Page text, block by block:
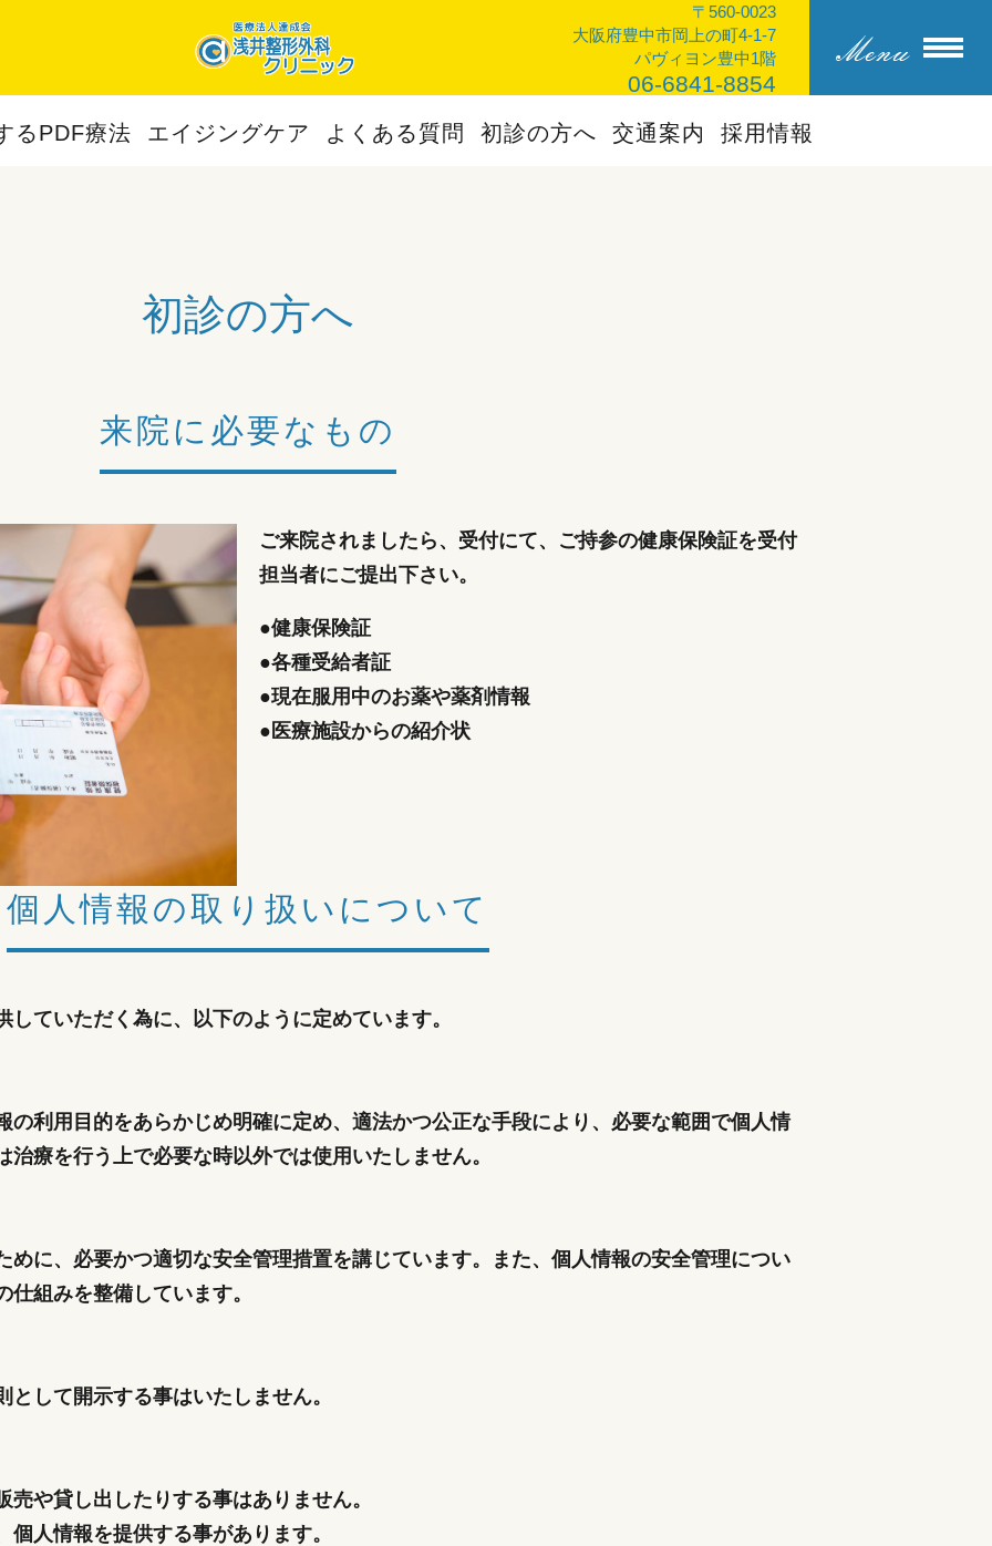
〒560-0023
大阪府豊中市岡上の町4-1-7
パヴィヨン豊中1階
06-6841-8854
るPDF療法 エイジングケア よくある質問 初診の方へ 交通案内 採用情報
初診の方へ
来院に必要なもの
ご来院されましたら、受付にて、ご持参の健康保険証を受付
担当者にご提出下さい。
●健康保険証
●各種受給者証
●現在服用中のお薬や薬剤情報
●医療施設からの紹介状
個人情報の取り扱いについて
ていただく為に、以下のように定めています。
の利用目的をあらかじめ明確に定め、適法かつ公正な手段により、必要な範囲で個人情
療を行う上で必要な時以外では使用いたしません。
めに、必要かつ適切な安全管理措置を講じています。また、個人情報の安全管理につい
組みを整備しています。
して開示する事はいたしません。
や貸し出したりする事はありません。
人情報を提供する事があります。